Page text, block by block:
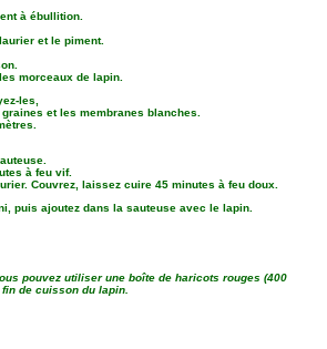
à ébullition.
et le piment.
morceaux de lapin.
les,
et les membranes blanches.
à feu vif.
Couvrez, laissez cuire 45 minutes à feu doux.
puis ajoutez dans la sauteuse avec le lapin.
pouvez utiliser une boîte de haricots rouges (400
de cuisson du lapin.